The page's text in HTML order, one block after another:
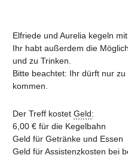
Elfriede und Aurelia kegeln
Ihr habt außerdem die
und zu Trinken.
Bitte beachtet: Ihr dürft nur
kommen.
Der Treff kostet Geld:
6,00 € für die Kegelbahn
Geld für Getränke und Essen
Geld für Assistenzkosten bei